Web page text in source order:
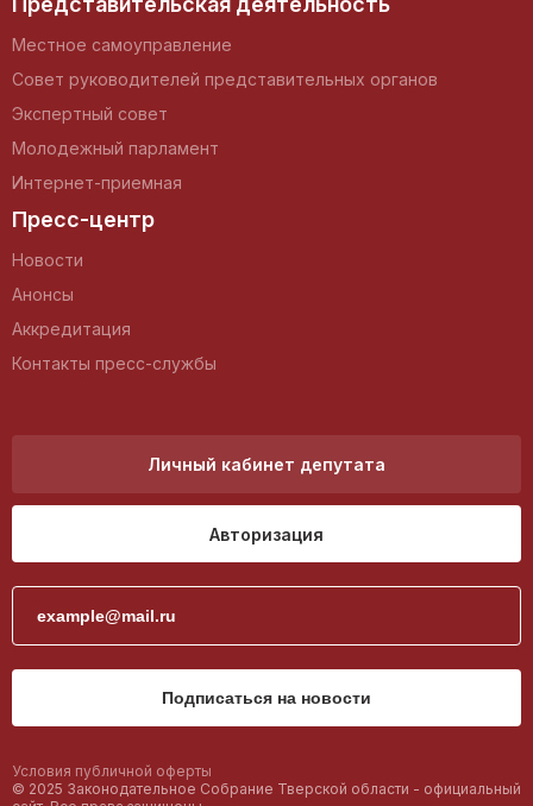
Местное самоуправление
Совет руководителей представительных органов
Экспертный совет
Молодежный парламент
Интернет-приемная
Пресс-центр
Новости
Анонсы
Аккредитация
Контакты пресс-службы
Личный кабинет депутата
Авторизация
Подписаться на новости
© 2025 Законодательное Собрание Тверской области - официальный
Условия публичной оферты